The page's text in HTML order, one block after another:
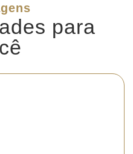
para